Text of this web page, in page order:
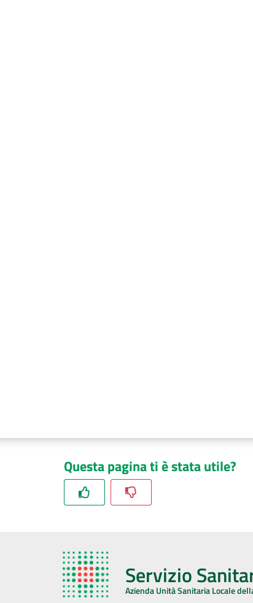
Questa pagina ti è stata utile?
Servizio
Azienda Unità Sanitaria Locale